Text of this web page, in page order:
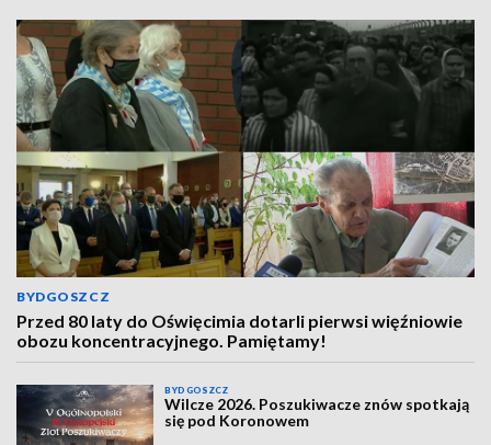
BYDGOSZCZ
Przed 80 laty do Oświęcimia dotarli pierwsi więźniowie
obozu koncentracyjnego. Pamiętamy!
BYDGOSZCZ
Wilcze 2026. Poszukiwacze znów spotkają
się pod Koronowem